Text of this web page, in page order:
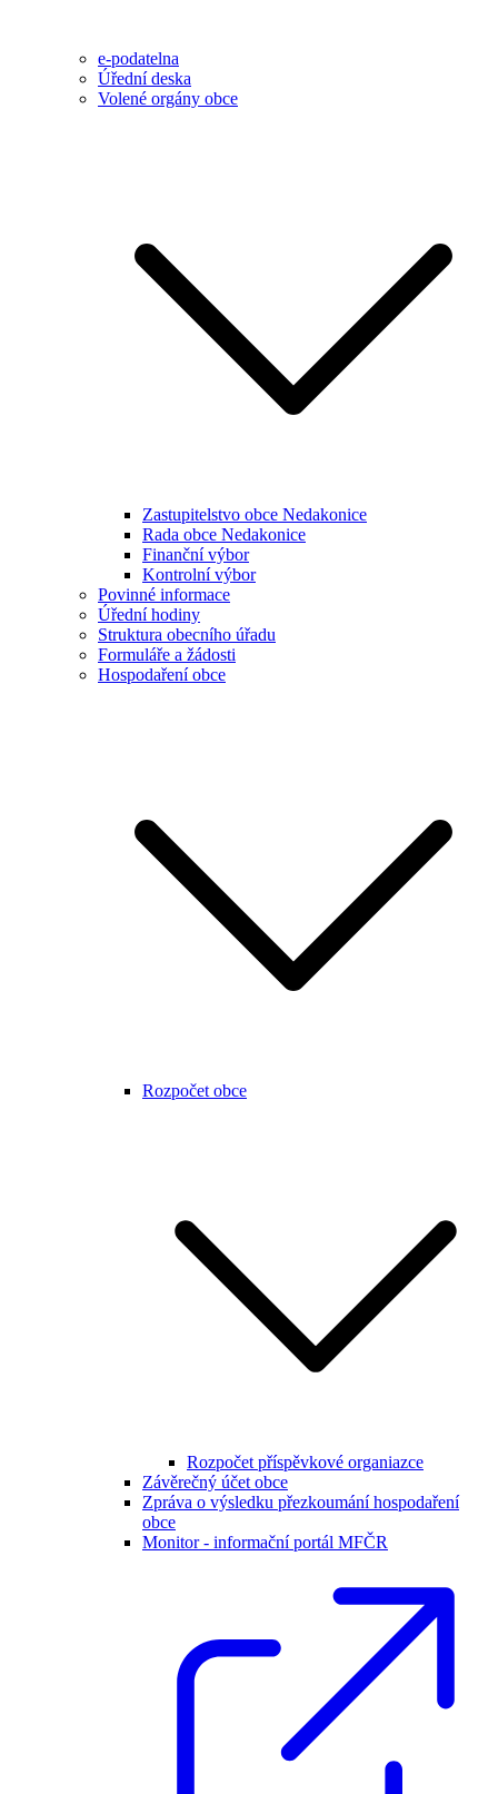
e-podatelna
Úřední deska
Volené orgány obce
Zastupitelstvo obce Nedakonice
Rada obce Nedakonice
Finanční výbor
Kontrolní výbor
Povinné informace
Úřední hodiny
Struktura obecního úřadu
Formuláře a žádosti
Hospodaření obce
Rozpočet obce
Rozpočet příspěvkové organiazce
Závěrečný účet obce
Zpráva o výsledku přezkoumání hospodaření
obce
Monitor - informační portál MFČR